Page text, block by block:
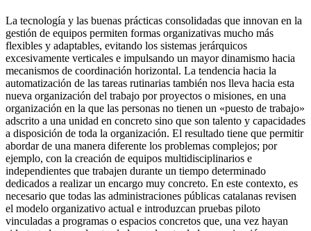
La tecnología y las buenas prácticas consolidadas que innovan en la
gestión de equipos permiten formas organizativas mucho más
flexibles y adaptables, evitando los sistemas jerárquicos
excesivamente verticales e impulsando un mayor dinamismo hacia
mecanismos de coordinación horizontal. La tendencia hacia la
automatización de las tareas rutinarias también nos lleva hacia esta
nueva organización del trabajo por proyectos o misiones, en una
organización en la que las personas no tienen un «puesto de trabajo»
adscrito a una unidad en concreto sino que son talento y capacidades
a disposición de toda la organización. El resultado tiene que permitir
abordar de una manera diferente los problemas complejos; por
ejemplo, con la creación de equipos multidisciplinarios e
independientes que trabajen durante un tiempo determinado
dedicados a realizar un encargo muy concreto. En este contexto, es
necesario que todas las administraciones públicas catalanas revisen
el modelo organizativo actual e introduzcan pruebas piloto
vinculadas a programas o espacios concretos que, una vez hayan